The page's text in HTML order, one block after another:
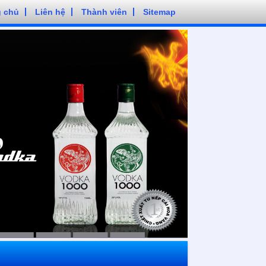
chủ Liên hệ Thành viên Sitemap